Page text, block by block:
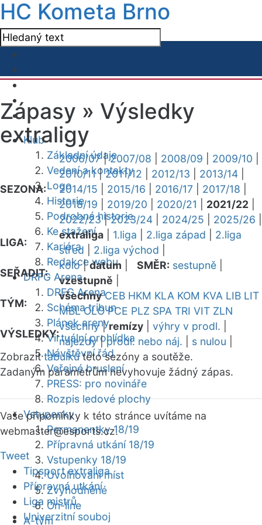
HC Kometa Brno
Klub
Základní údaje
Vedení a kontakty
Logo
Historie
Podrobná historie
Ke stažení
Kariéra
Redakce webu
DRFG Arena
DRFG Arena
Schéma tribun
Plánek areny
Virtuální prohlídka
Návštěvní řád
Veřejné bruslení
PRESS: pro novináře
Rozpis ledové plochy
Vstupenky
Permanentky 18/19
Přípravná utkání 18/19
Vstupenky 18/19
Uvolňování míst
Zvýhodněné
On-line
A-tým
Zápasy » Výsledky
extraligy
SEZONA:
2006/07|2007/08 2008/09 2009/10
2010/11|2011/12 2012/13 2013/14
2014/15
2015/16 2016/17 2017/18
2018/19
2019/20 2020/21 2021/22
2022/23|2023/24 2024/25 2025/26
LIGA:
extraliga 1.liga 2.liga západ
2.liga
střed
2.liga východ
SEŘADIT:
kolo|datum SMĚR: sestupně
vzestupně
TÝM:
všechny CEB HKM KLA KOM KVA LIB LIT
MBL OLO PCE PLZ SPA TRI VIT ZLN
VÝSLEDKY:
všechny|remízy výhry v prodl.
nájezdy|prodl. nebo náj. s nulou
Zobrazittabulkutéto sezóny a soutěže.
Zadaným parametrům nevyhovuje žádný zápas.
Vaše připomínky k této stránce uvítáme na
webmaster@esports.cz.
Tweet
Tipsport extraliga
Přípravná utkání
Liga mistrů
Univerzitní souboj